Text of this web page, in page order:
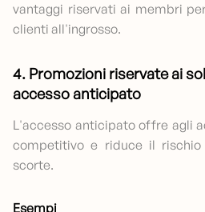
vantaggi riservati ai membri
clienti all'ingrosso.
4. Promozioni riservate ai
accesso anticipato
L'accesso anticipato offre agli
competitivo e riduce il
scorte.
Esempi